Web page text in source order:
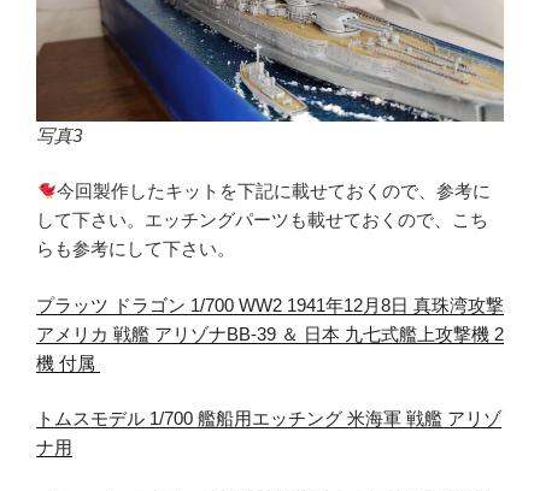
写真3
今回製作したキットを下記に載せておくので、参考に
して下さい。エッチングパーツも載せておくので、こち
らも参考にして下さい。
プラッツ ドラゴン 1/700 WW2 1941年12月8日 真珠湾攻撃
アメリカ 戦艦 アリゾナBB-39 ＆ 日本 九七式艦上攻撃機 2
機 付属
トムスモデル 1/700 艦船用エッチング 米海軍 戦艦 アリゾ
ナ用